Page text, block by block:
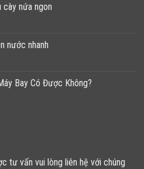
nứa ngon
nước nhanh
Bay Có Được Không?
tư vấn vui lòng liên hệ với chúng